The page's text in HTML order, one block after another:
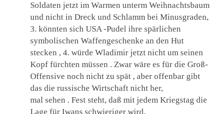
Soldaten jetzt im Warmen unterm Weihnachtsbaum
und nicht in Dreck und Schlamm bei Minusgraden,
3. könnten sich USA -Pudel ihre spärlichen
symbolischen Waffengeschenke an den Hut
stecken , 4. würde Wladimir jetzt nicht um seinen
Kopf fürchten müssen . Zwar wäre es für die Groß-
Offensive noch nicht zu spät , aber offenbar gibt
das die russische Wirtschaft nicht her,
mal sehen . Fest steht, daß mit jedem Kriegstag die
Lage für Iwans schwieriger wird.